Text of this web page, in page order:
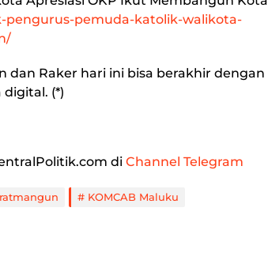
pemuda-katolik-walikota-
Raker hari ini bisa berakhir dengan
(*)
di Channel Telegram
KOMCAB Maluku